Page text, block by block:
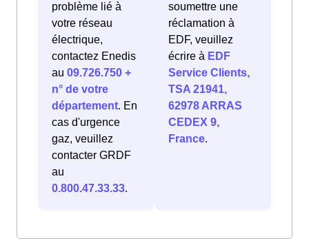
problème lié à
votre réseau
électrique,
contactez Enedis
au 09.726.750 +
n° de votre
département. En
cas d'urgence
gaz, veuillez
contacter GRDF
au
0.800.47.33.33.
soumettre une
réclamation à
EDF, veuillez
écrire à EDF
Service Clients,
TSA 21941,
62978 ARRAS
CEDEX 9,
France.